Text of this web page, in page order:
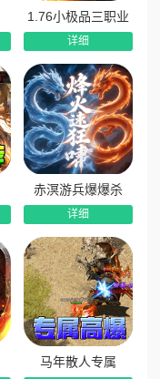
1.76小极品三职业
详细
赤溟游兵爆爆杀
详细
马年散人专属